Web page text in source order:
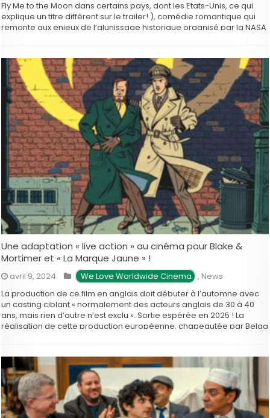
Fly Me to the Moon dans certains pays, dont les Etats-Unis, ce qui
explique un titre différent sur le trailer! ), comédie romantique qui
remonte aux enjeux de l’alunissage historique organisé par la NASA
Une adaptation « live action » au cinéma pour Blake &
Mortimer et « La Marque Jaune » !
avril 9, 2024 We Love Worldwide Cinema , News
La production de ce film en anglais doit débuter à l’automne avec
un casting ciblant « normalement des acteurs anglais de 30 à 40
ans, mais rien d’autre n’est exclu ». Sortie espérée en 2025 ! La
réalisation de cette production européenne, chapeautée par Belga